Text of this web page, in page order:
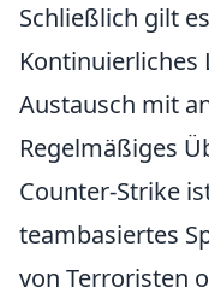
Schließlich gilt
Kontinuierliches
Austausch mit
Regelmäßiges
Counter-Strike
teambasiertes
von Terroristen